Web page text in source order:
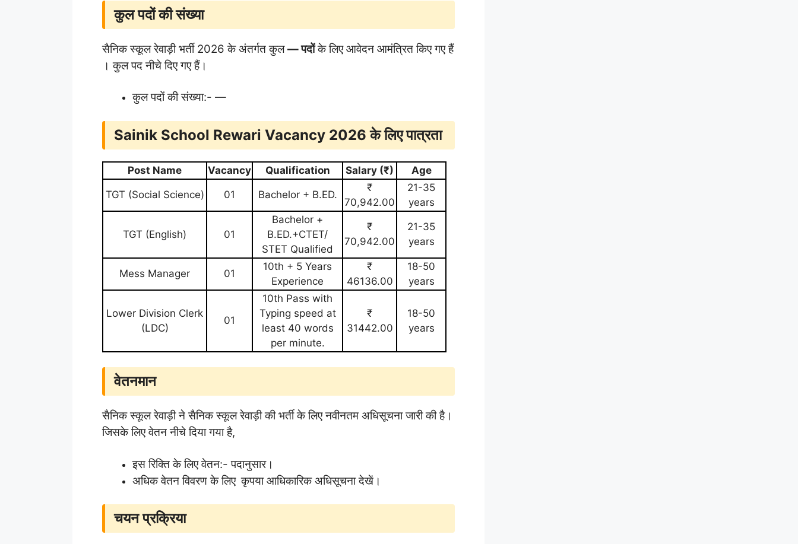
कुल पदों की संख्या
सैनिक स्कूल रेवाड़ी भर्ती 2026 के अंतर्गत कुल— पदोंके लिए आवेदन आमंत्रित किए गए हैं
। कुल पद नीचे दिए गए हैं।
कुल पदों की संख्या:- —
Sainik School Rewari Vacancy 2026 के लिएपात्रता
Post Name Vacancy Qualification Salary (₹) Age
TGT (Social Science) 01 Bachelor + B.ED.
₹
70,942.00
21-35
years
TGT (English) 01
Bachelor +
B.ED.+CTET/
STET Qualified
₹
70,942.00
21-35
years
Mess Manager 01
10th + 5 Years
Experience
₹
46136.00
18-50
years
Lower Division Clerk
(LDC)
01
10th Pass with
Typing speed at
least 40 words
per minute.
₹
31442.00
18-50
years
वेतनमान
सैनिक स्कूल रेवाड़ी ने सैनिक स्कूल रेवाड़ी की भर्ती के लिए नवीनतम अधिसूचना जारी की है।
जिसके लिए वेतन नीचे दिया गया है,
इस रिक्ति के लिए वेतन:- पदानुसार।
अधिक वेतन विवरण के लिए कृपया आधिकारिक अधिसूचना देखें।
चयन प्रक्रिया